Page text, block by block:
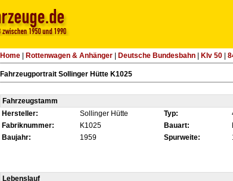
Home| Rottenwagen & Anhänger| Deutsche Bundesbahn| Klv 50|
Fahrzeugportrait Sollinger Hütte K1025
Fahrzeugstamm
Hersteller:
Sollinger Hütte Typ:
Fabriknummer:
K1025 Bauart:
Baujahr:
1959 Spurweite:
Lebenslauf